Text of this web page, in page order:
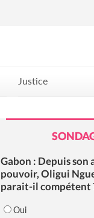
Justice
Gabon : Depuis son
pouvoir, Oligui
parait-il compétent
Oui